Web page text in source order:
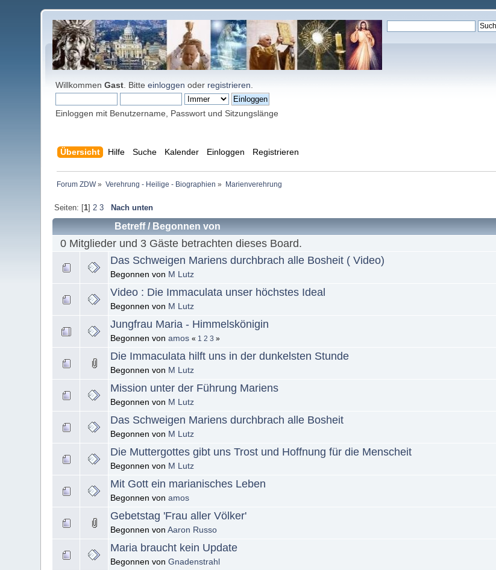
WillkommenGast . Bitteeinloggen oder registrieren
Einloggen mit Benutzername, Passwort und Sitzungslänge
Übersicht Hilfe Suche Kalender Einloggen Registrieren
Forum ZDW» Verehrung - Heilige - Biographien » Marienverehrung
Seiten: [1] 2 3 Nach unten
Betreff/ Begonnen von
0 Mitglieder und 3 Gäste betrachten dieses Board.
Das Schweigen Mariens durchbrach alle Bosheit ( Video)
Begonnen von M Lutz
Video : Die Immaculata unser höchstes Ideal
Begonnen von M Lutz
Jungfrau Maria - Himmelskönigin
Begonnen vonamos « 1 2 3 »
Die Immaculata hilft uns in der dunkelsten Stunde
Begonnen von M Lutz
Mission unter der Führung Mariens
Begonnen von M Lutz
Das Schweigen Mariens durchbrach alle Bosheit
Begonnen von M Lutz
Die Muttergottes gibt uns Trost und Hoffnung für die Menscheit
Begonnen von M Lutz
Mit Gott ein marianisches Leben
Begonnen vonamos
Gebetstag 'Frau aller Völker'
Begonnen vonAaron Russo
Maria braucht kein Update
Begonnen vonGnadenstrahl